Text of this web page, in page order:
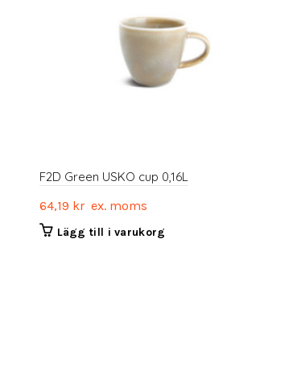
F2D Green USKO cup 0,16L
64,19 krex. moms
Lägg till i varukorg